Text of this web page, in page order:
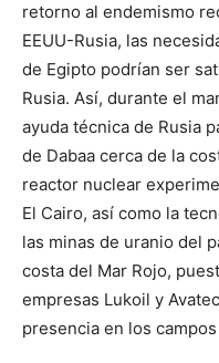
retorno al endemismo
EEUU-Rusia, las
de Egipto podrían ser
Rusia. Así, durante el
ayuda técnica de Rusia
de Dabaa cerca de la
reactor nuclear
El Cairo, así como la
las minas de uranio del
costa del Mar Rojo,
empresas Lukoil y
presencia en los